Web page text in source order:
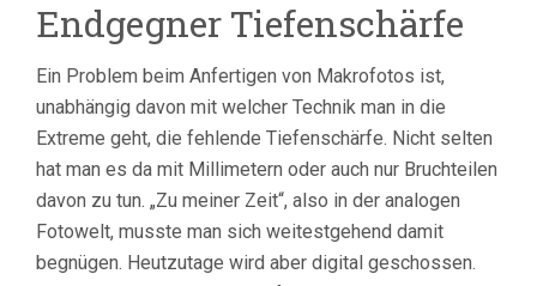
Endgegner Tiefenschärfe
Ein Problem beim Anfertigen von Makrofotos ist,
unabhängig davon mit welcher Technik man in die
Extreme geht, die fehlende Tiefenschärfe. Nicht selten
hat man es da mit Millimetern oder auch nur Bruchteilen
davon zu tun. „Zu meiner Zeit“, also in der analogen
Fotowelt, musste man sich weitestgehend damit
begnügen. Heutzutage wird aber digital geschossen.